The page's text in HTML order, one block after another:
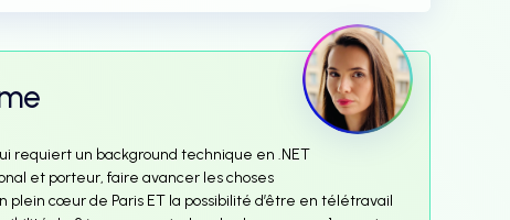
requiert un background technique en .NET
et porteur, faire avancer les choses
plein cœur de Paris ET la possibilité d’être en télétravail